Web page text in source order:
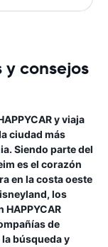
consejos
y viaja
ciudad más
Siendo parte del
es el corazón
en la costa oeste
los
HAPPYCAR
de
búsqueda y